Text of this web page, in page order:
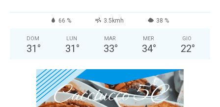
66 % 3.5kmh 38 %
DOM
31 °
LUN
31 °
MAR
33°
MER
34°
GIO
22°